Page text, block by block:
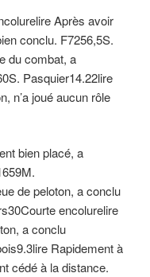
Après avoir
conclu. F7256,5S.
du combat, a
Pasquier14.22lire
n’a joué aucun rôle
bien placé, a
de peloton, a conclu
encolurelire
a conclu
Rapidement à
cédé à la distance.